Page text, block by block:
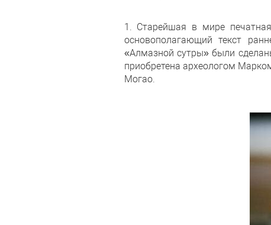
1. Старейшая в мире
основополагающий текст
«Алмазной сутры» были
приобретена археологом
Могао.